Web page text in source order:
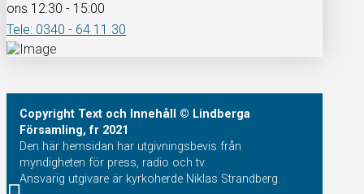
ons 12:30 - 15:00
Tele: 0340 - 64 11 30
Copyright Text och Innehåll
© Lindberga
Församling, fr 2021
Den här hemsidan har utgivningsbevis från
myndigheten för press, radio och tv.
Ansvarig utgivare är kyrkoherde Niklas Strandberg.